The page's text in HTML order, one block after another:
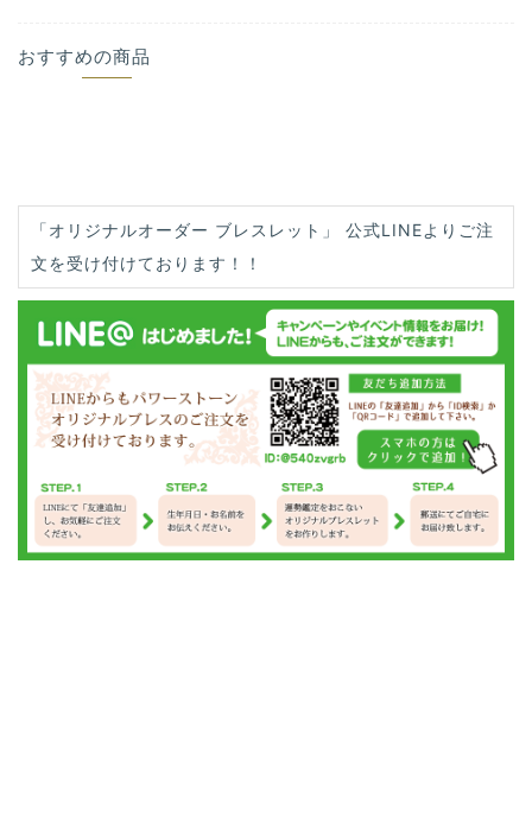
おすすめの商品
「オリジナルオーダー ブレスレット」 公式LINEよりご注
文を受け付けております！！